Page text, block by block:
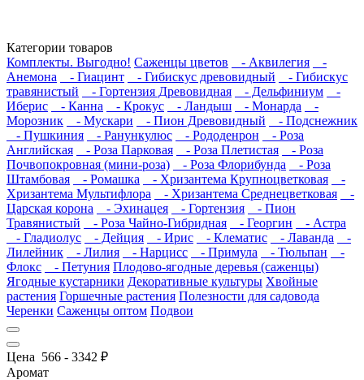
Категории товаров
Комплекты. Выгодно! Саженцы цветов - Аквилегия
-
Анемона
- Гиацинт - Гибискус древовидный
- Гибискус
травянистый
- Гортензия Древовидная - Дельфиниум
-
Иберис
- Канна - Крокус - Ландыш - Монарда
-
Морозник
- Мускари - Пион Древовидный
- Подснежник
- Пушкиния
- Ранункулюс - Рододенрон
- Роза
Английская
- Роза Парковая - Роза Плетистая
- Роза
Почвопокровная (мини-роза)
- Роза Флорибунда
- Роза
Штамбовая
- Ромашка - Хризантема Крупноцветковая
-
Хризантема Мультифлора
- Хризантема Среднецветковая
-
Царская корона
- Эхинацея - Гортензия
- Пион
Травянистый
- Роза Чайно-Гибридная - Георгин
- Астра
- Гладиолус
- Дейция - Ирис - Клематис - Лаванда
-
Лилейник
- Лилия - Нарцисс - Примула - Тюльпан
-
Флокс
- Петуния Плодово-ягодные деревья (саженцы)
Ягодные кустарники Декоративные культуры Хвойные
растения Горшечные растения Полезности для садовода
Черенки Саженцы оптом Подвои
Цена 566 - 3342 ₽
Аромат